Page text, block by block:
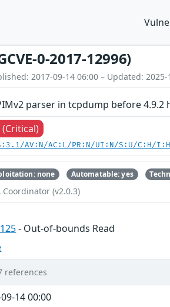
0-2017-12996)
2017-09-14 06:00 – Updated: 2025-
parser in tcpdump before
(Critical)
AV:N/AC:L/PR:N/UI:N/S:U/C:H/
none Automatable: yes
Coordinator (v2.0.3)
- Out-of-bounds Read
references
14 00:00